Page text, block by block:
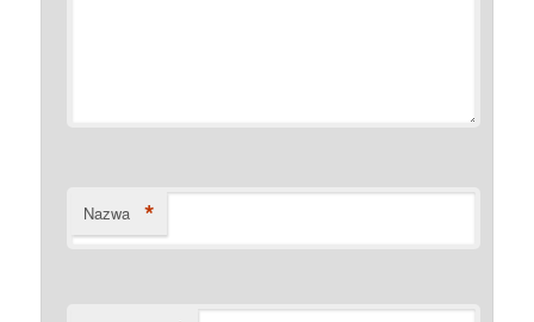
Nazwa *